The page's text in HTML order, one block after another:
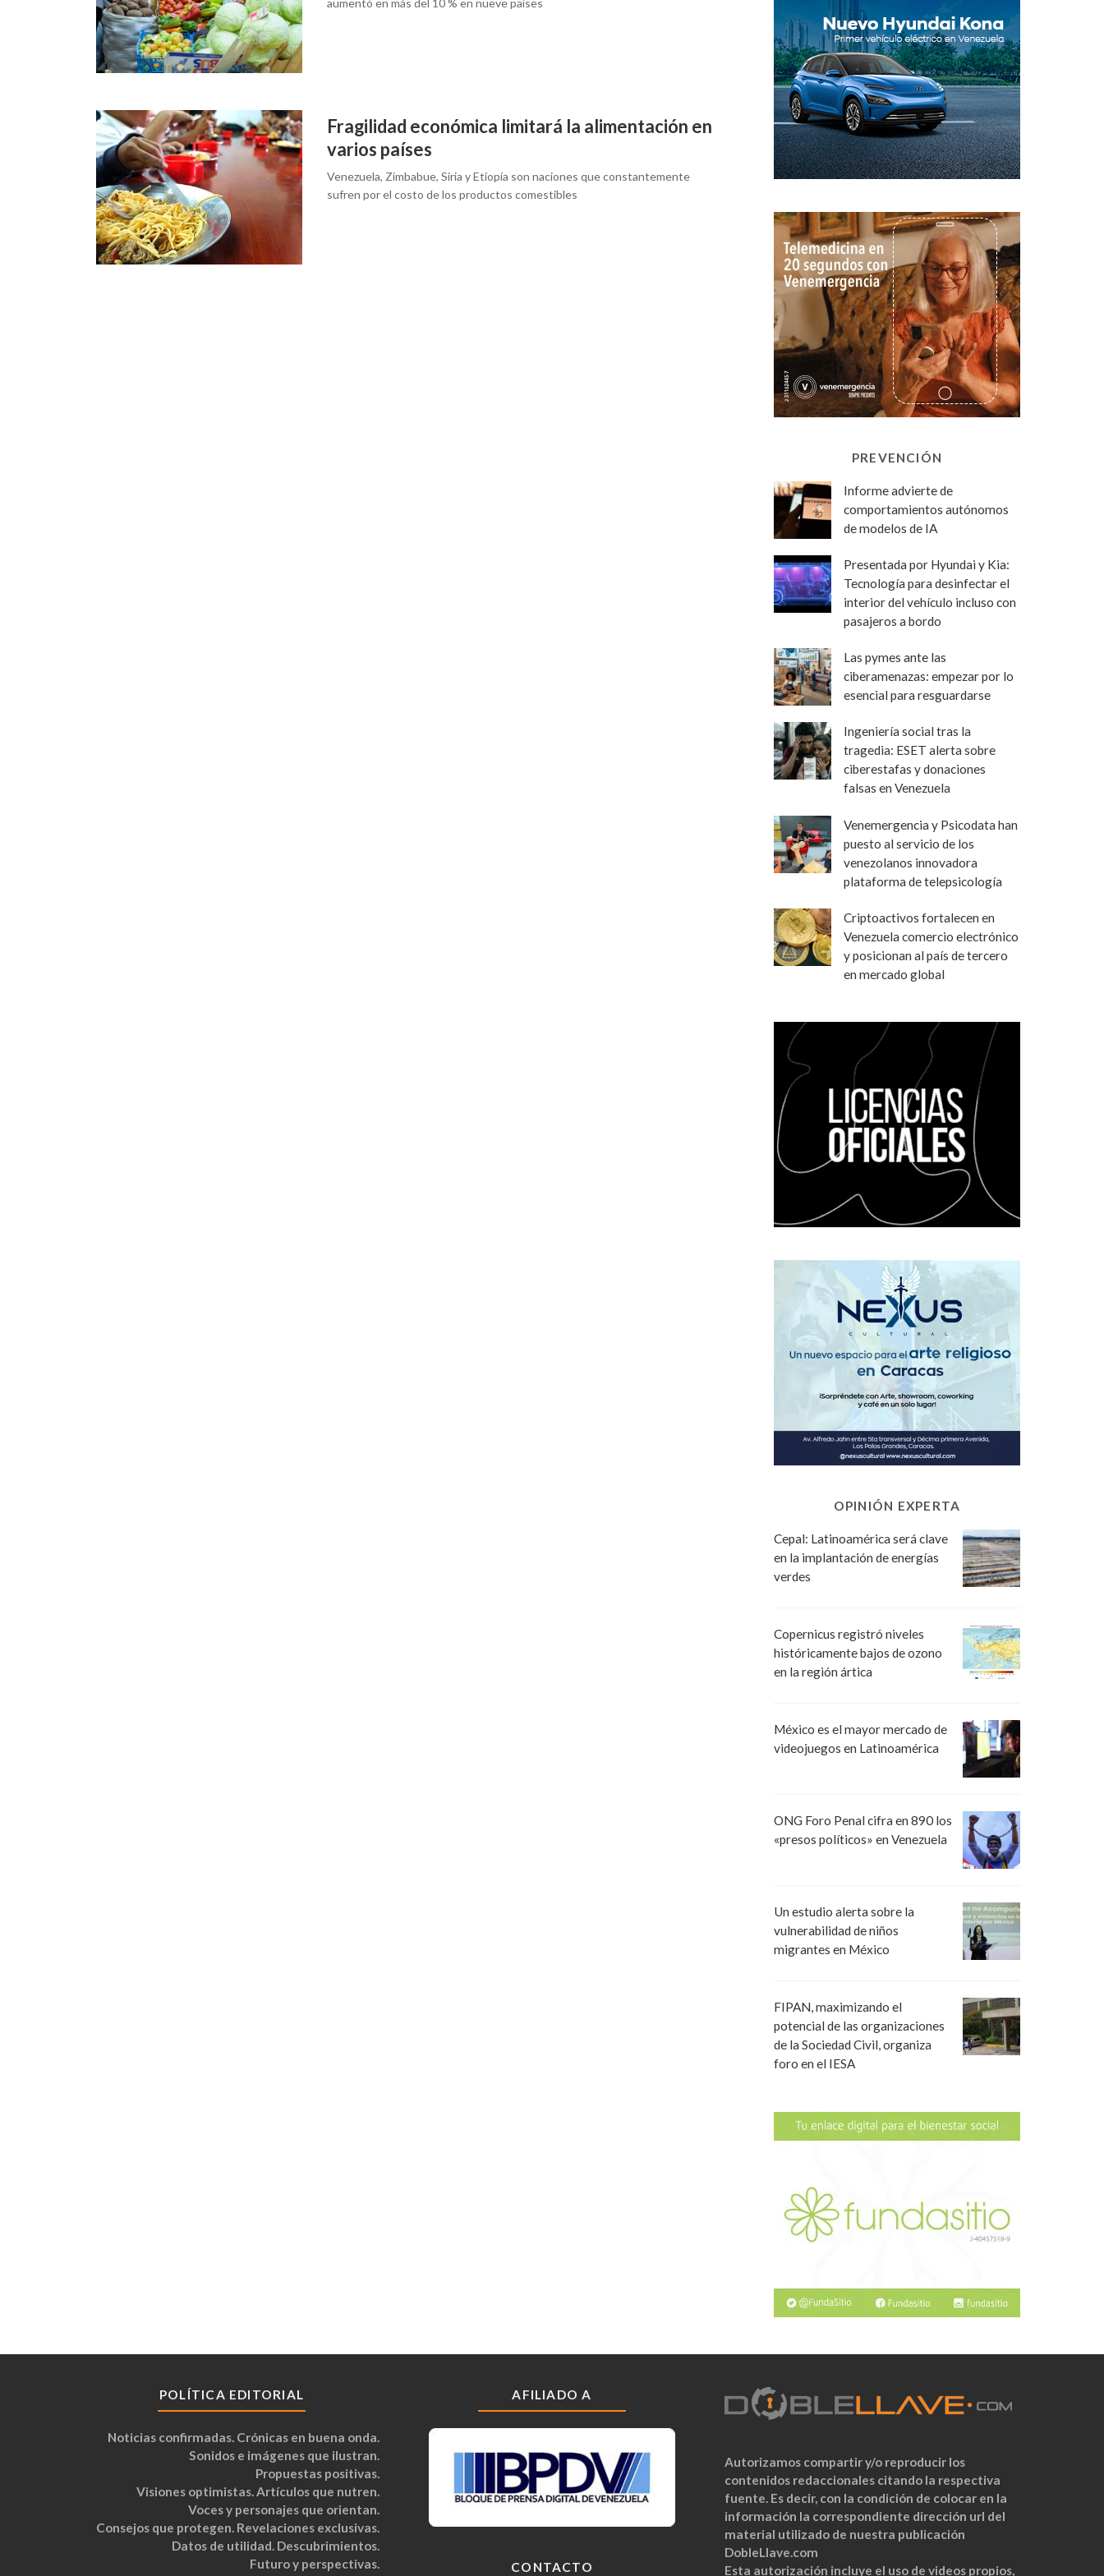
aumentó en más del 10 % en nueve países
Fragilidad económica limitará la alimentación en
varios países
Venezuela, Zimbabue, Siria y Etiopía son naciones que constantemente
sufren por el costo de los productos comestibles
PREVENCIÓN
Informe advierte de
comportamientos autónomos
de modelos de IA
Presentada por Hyundai y Kia:
Tecnología para desinfectar el
interior del vehículo incluso con
pasajeros a bordo
Las pymes ante las
ciberamenazas: empezar por lo
esencial para resguardarse
Ingeniería social tras la
tragedia: ESET alerta sobre
ciberestafas y donaciones
falsas en Venezuela
Venemergencia y Psicodata han
puesto al servicio de los
venezolanos innovadora
plataforma de telepsicología
Criptoactivos fortalecen en
Venezuela comercio electrónico
y posicionan al país de tercero
en mercado global
OPINIÓN EXPERTA
Cepal: Latinoamérica será clave
en la implantación de energías
verdes
Copernicus registró niveles
históricamente bajos de ozono
en la región ártica
México es el mayor mercado de
videojuegos en Latinoamérica
ONG Foro Penal cifra en 890 los
«presos políticos» en Venezuela
Un estudio alerta sobre la
vulnerabilidad de niños
migrantes en México
FIPAN, maximizando el
potencial de las organizaciones
de la Sociedad Civil, organiza
foro en el IESA
POLÍTICA EDITORIAL
Noticias confirmadas. Crónicas en buena onda.
Sonidos e imágenes que ilustran.
Propuestas positivas.
Visiones optimistas. Artículos que nutren.
Voces y personajes que orientan.
Consejos que protegen. Revelaciones exclusivas.
Datos de utilidad. Descubrimientos.
Futuro y perspectivas.
AFILIADO A
CONTACTO
Autorizamos compartir y/o reproducir los
contenidos redaccionales citando la respectiva
fuente. Es decir, con la condición de colocar en la
información la correspondiente dirección url del
material utilizado de nuestra publicación
DobleLlave.com
Esta autorización incluye el uso de videos propios,